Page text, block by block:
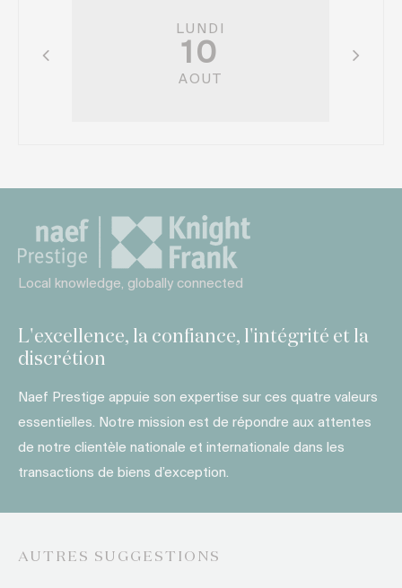
LUNDI
10
AOUT
Local knowledge, globally connected
L'excellence, la confiance, l'intégrité et la
discrétion
Naef Prestige appuie son expertise sur ces quatre valeurs
essentielles. Notre mission est de répondre aux attentes
de notre clientèle nationale et internationale dans les
transactions de biens d’exception.
AUTRES SUGGESTIONS